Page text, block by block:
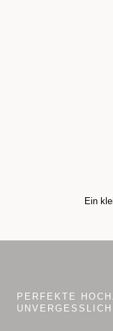
Ein
PERFEKTE